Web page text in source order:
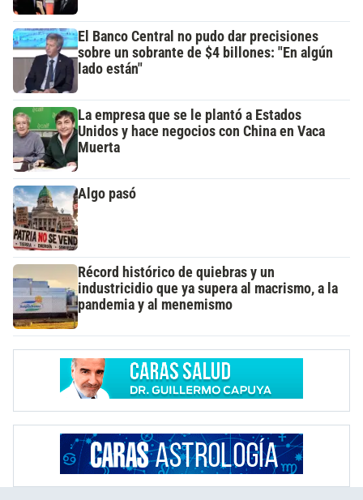
El Banco Central no pudo dar precisiones
sobre un sobrante de $4 billones: "En algún
lado están"
La empresa que se le plantó a Estados
Unidos y hace negocios con China en Vaca
Muerta
Algo pasó
Récord histórico de quiebras y un
industricidio que ya supera al macrismo, a la
pandemia y al menemismo